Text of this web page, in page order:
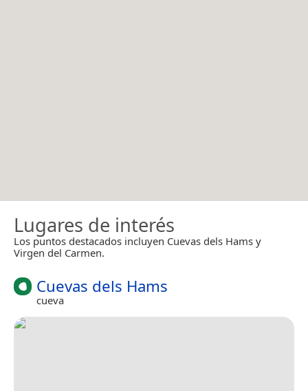
Lugares de interés
Los puntos destacados incluyen Cuevas dels Hams y
Virgen del Carmen.
Cuevas dels Hams
cueva